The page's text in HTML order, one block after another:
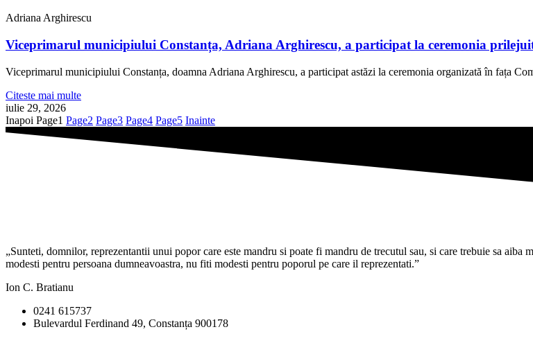
Adriana Arghirescu
Viceprimarul municipiului Constanța, Adriana Arghirescu, a participat la ceremonia
Viceprimarul municipiului Constanța, doamna Adriana Arghirescu, a participat astăzi la ceremonia organizată în fața
Citeste mai multe
iulie 29, 2026
Inapoi Page1 Page2 Page3 Page4 Page5 Inainte
„Sunteti, domnilor, reprezentantii unui popor care este mandru si poate fi mandru de trecutul sau, si care trebuie sa
modesti pentru persoana dumneavoastra, nu fiti modesti pentru poporul pe care il reprezentati.”
Ion C. Bratianu
0241 615737
Bulevardul Ferdinand 49, Constanța 900178